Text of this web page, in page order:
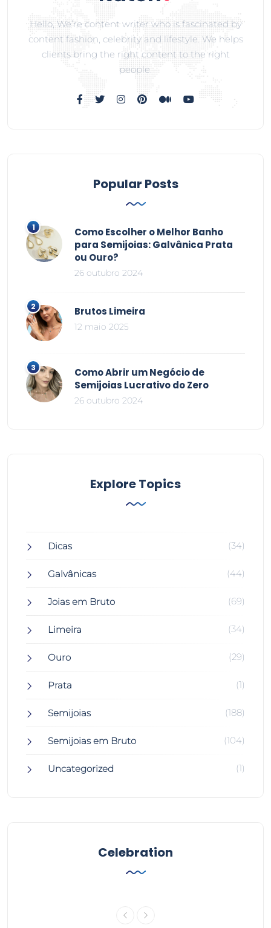
Hello, We’re content writer who is fascinated by
content fashion, celebrity and lifestyle. We helps
clients bring the right content to the right
people.
Popular Posts
Como Escolher o Melhor Banho
para Semijoias: Galvânica Prata
ou Ouro?
26 outubro 2024
Brutos Limeira
12 maio 2025
Como Abrir um Negócio de
Semijoias Lucrativo do Zero
26 outubro 2024
Explore Topics
Dicas (34)
Galvânicas (44)
Joias em Bruto (69)
Limeira (34)
Ouro (29)
Prata (1)
Semijoias (188)
Semijoias em Bruto (104)
Uncategorized (1)
Celebration